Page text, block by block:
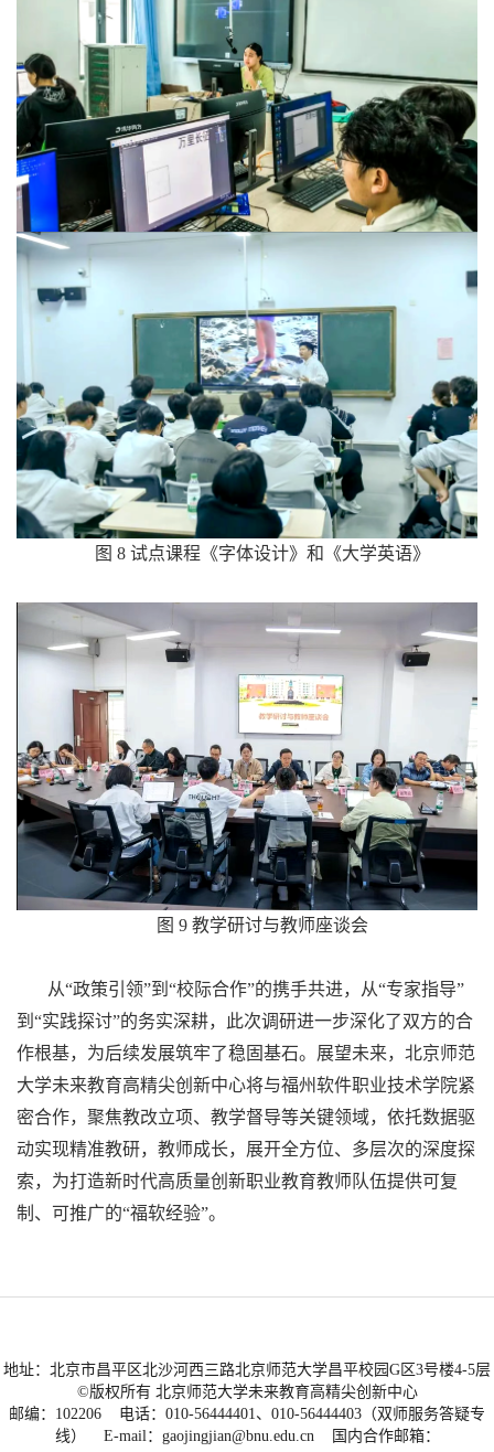
图 8 试点课程《字体设计》和《大学英语》
图 9 教学研讨与教师座谈会
从“政策引领”到“校际合作”的携手共进，从“专家指导”
到“实践探讨”的务实深耕，此次调研进一步深化了双方的合
作根基，为后续发展筑牢了稳固基石。展望未来，北京师范
大学未来教育高精尖创新中心将与福州软件职业技术学院紧
密合作，聚焦教改立项、教学督导等关键领域，依托数据驱
动实现精准教研，教师成长，展开全方位、多层次的深度探
索，为打造新时代高质量创新职业教育教师队伍提供可复
制、可推广的“福软经验”。
地址：北京市昌平区北沙河西三路北京师范大学昌平校园G区3号楼4-5层
©版权所有 北京师范大学未来教育高精尖创新中心
邮编：102206 电话：010-56444401、010-56444403（双师服务答疑专
线） E-mail：gaojingjian@bnu.edu.cn 国内合作邮箱：